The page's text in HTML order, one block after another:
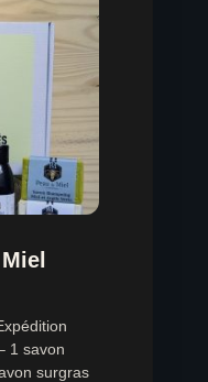
1 savon
surgras